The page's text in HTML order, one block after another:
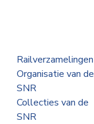
Railverzamelingen
Organisatie van de
SNR
Collecties van de
SNR